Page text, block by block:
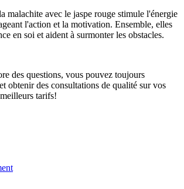
malachite avec le jaspe rouge stimule l'énergie
l'action et la motivation. Ensemble, elles
en soi et aident à surmonter les obstacles.
des questions, vous pouvez toujours
et obtenir des consultations de qualité sur vos
tarifs!